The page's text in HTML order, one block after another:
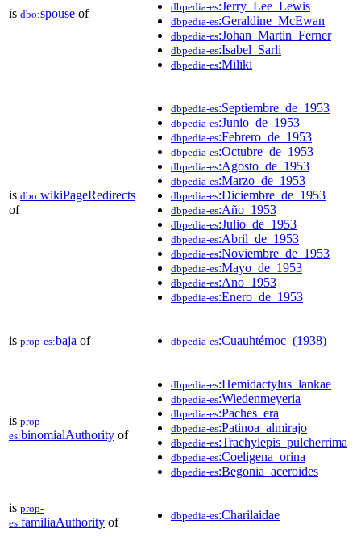
is dbo:spouse of dbpedia-es:Jerry_Lee_Lewis
dbpedia-es:Geraldine_McEwan
dbpedia-es:Johan_Martin_Ferner
dbpedia-es:Isabel_Sarli
dbpedia-es:Miliki
is dbo:wikiPageRedirects
of
dbpedia-es:Septiembre_de_1953
dbpedia-es:Junio_de_1953
dbpedia-es:Febrero_de_1953
dbpedia-es:Octubre_de_1953
dbpedia-es:Agosto_de_1953
dbpedia-es:Marzo_de_1953
dbpedia-es:Diciembre_de_1953
dbpedia-es:Año_1953
dbpedia-es:Julio_de_1953
dbpedia-es:Abril_de_1953
dbpedia-es:Noviembre_de_1953
dbpedia-es:Mayo_de_1953
dbpedia-es:Ano_1953
dbpedia-es:Enero_de_1953
is prop-es:baja of dbpedia-es:Cuauhtémoc_(1938)
is prop-
es:binomialAuthority of
dbpedia-es:Hemidactylus_lankae
dbpedia-es:Wiedenmeyeria
dbpedia-es:Paches_era
dbpedia-es:Patinoa_almirajo
dbpedia-es:Trachylepis_pulcherrima
dbpedia-es:Coeligena_orina
dbpedia-es:Begonia_aceroides
is prop-
es:familiaAuthority of dbpedia-es:Charilaidae